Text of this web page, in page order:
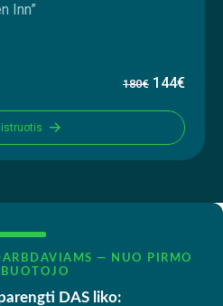
Inn”
180€ 144€
— NUO PIRMO
DAS liko: